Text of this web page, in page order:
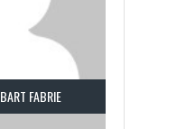
BART FABRIE